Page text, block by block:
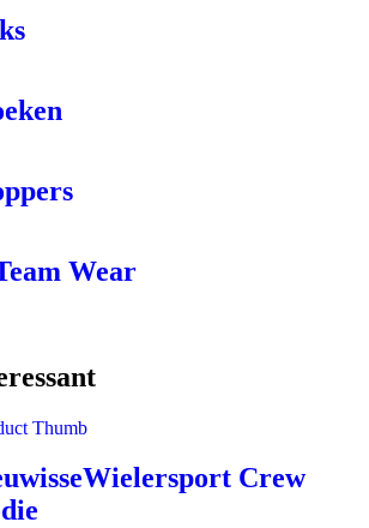
Wear
Crew